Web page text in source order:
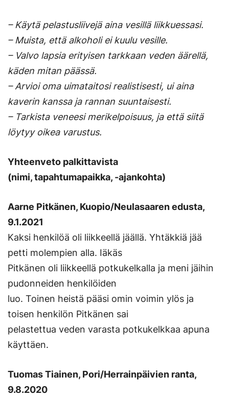
– Käytä pelastusliivejä aina vesillä liikkuessasi.
– Muista, että alkoholi ei kuulu vesille.
– Valvo lapsia erityisen tarkkaan veden äärellä,
käden mitan päässä.
– Arvioi oma uimataitosi realistisesti, ui aina
kaverin kanssa ja rannan suuntaisesti.
– Tarkista veneesi merikelpoisuus, ja että siitä
löytyy oikea varustus.
Yhteenveto palkittavista
(nimi, tapahtumapaikka, -ajankohta)
Aarne Pitkänen, Kuopio/Neulasaaren edusta,
9.1.2021
Kaksi henkilöä oli liikkeellä jäällä. Yhtäkkiä jää
petti molempien alla. Iäkäs
Pitkänen oli liikkeellä potkukelkalla ja meni jäihin
pudonneiden henkilöiden
luo. Toinen heistä pääsi omin voimin ylös ja
toisen henkilön Pitkänen sai
pelastettua veden varasta potkukelkkaa apuna
käyttäen.
Tuomas Tiainen, Pori/Herrainpäivien ranta,
9.8.2020